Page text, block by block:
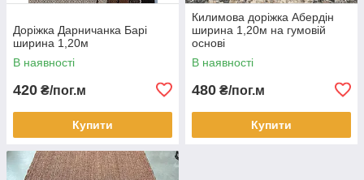
Доріжка Дарничанка Барі
ширина 1,20м
В наявності
420 ₴/пог.м
Купити
Килимова доріжка Абердін
ширина 1,20м на гумовій
основі
В наявності
480 ₴/пог.м
Купити